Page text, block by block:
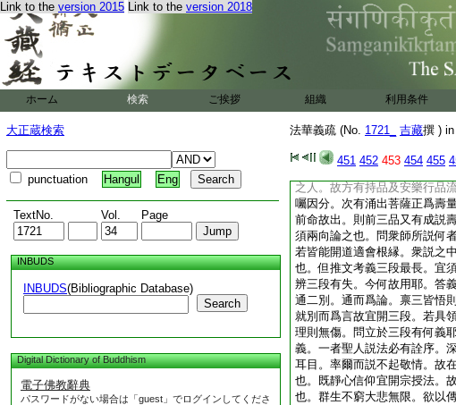
Link to the version 2015 Link to the version 2018
ホーム 検索 ご挨拶 組織 利用条件
大正蔵検索
punctuation Hangul Eng
TextNo. Vol. Page
INBUDS
INBUDS(Bibliographic Database)
Search
Digital Dictionary of Buddhism
電子佛教辭典
パスワードがない場合は「guest」でログインしてくださ
法華義疏 (No. 1721_ 吉藏撰 )
451 452 453 454 455
方軌也。龍光法師開此經爲二
安樂行品十三品是 4
開三顯
以下十四品是開近顯遠。於兩
正流通三段合成六段也。印法
爲四段。序品爲序。從方便品
二品開三顯一明乘方便乘眞實
至分別功徳品彌勒説偈以前兩
遠明身方便身眞實。從分別功徳
流通分也。彼雖云安樂行品前
寶塔品下有三品又是果宗之由
之人。故方有持品及安樂行品
囑因分。次有涌出菩薩正爲壽
前命故出。則前三品又有成説
須兩向論之也。問衆師所説何
若皆能開道適會根縁。衆説之
也。但推文考義三段最長。宜
辨三段有失。今何故用耶。答
通二別。通而爲論。禀三皆悟
就別而爲言故宜開三段。若具
理則無傷。問立於三段有何義
義。一者聖人説法必有詮序。
耳目。率爾而説不起敬情。故
也。既靜心信仰宜開宗授法。
也。群生不窮大悲無限。欲以